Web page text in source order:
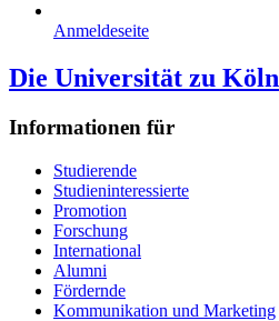
Anmeldeseite
Die Universität zu Köln
Informationen für
Studierende
Studieninteressierte
Promotion
Forschung
International
Alumni
Fördernde
Kommunikation und Marketing